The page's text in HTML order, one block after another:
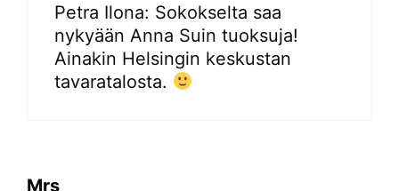
Petra Ilona: Sokokselta saa
nykyään Anna Suin tuoksuja!
Ainakin Helsingin keskustan
tavaratalosta.
Mrs